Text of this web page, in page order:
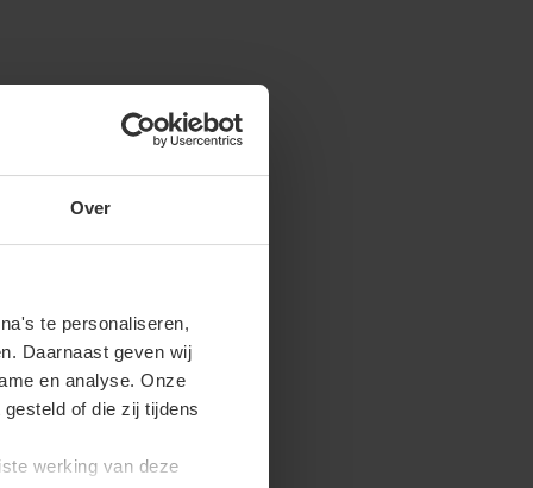
Over
te personaliseren,
Daarnaast geven wij
en analyse. Onze
of die zij tijdens
werking van deze